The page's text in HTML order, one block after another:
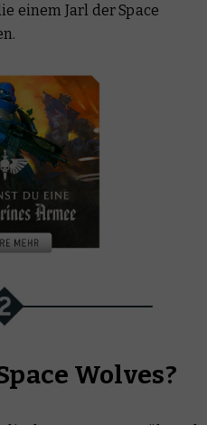
einem Jarl der Space
Wolves?